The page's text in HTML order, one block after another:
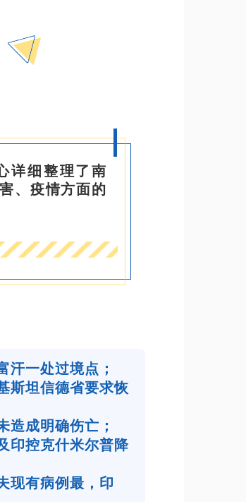
详细整理了南
、疫情方面的
汗一处过境点；
斯坦信德省要求恢
造成明确伤亡；
印控克什米尔普降
现有病例最，印